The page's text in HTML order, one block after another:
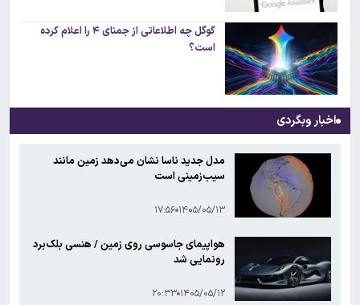
گوگل چه اطلاعاتی از جمنای ۴ را اعلام کرده
است؟
اخبار وبگردی
مدل جدید ناسا نشان می‌دهد زمین مانند
سیب‌زمینی است
۱۴۰۵/۰۵/۱۳ ۱۷:۵۶
هواپیمای جاسوسی روی زمین / هنسی بلک‌برد
رونمایی شد
۱۴۰۵/۰۵/۱۲ ۲۰:۳۳